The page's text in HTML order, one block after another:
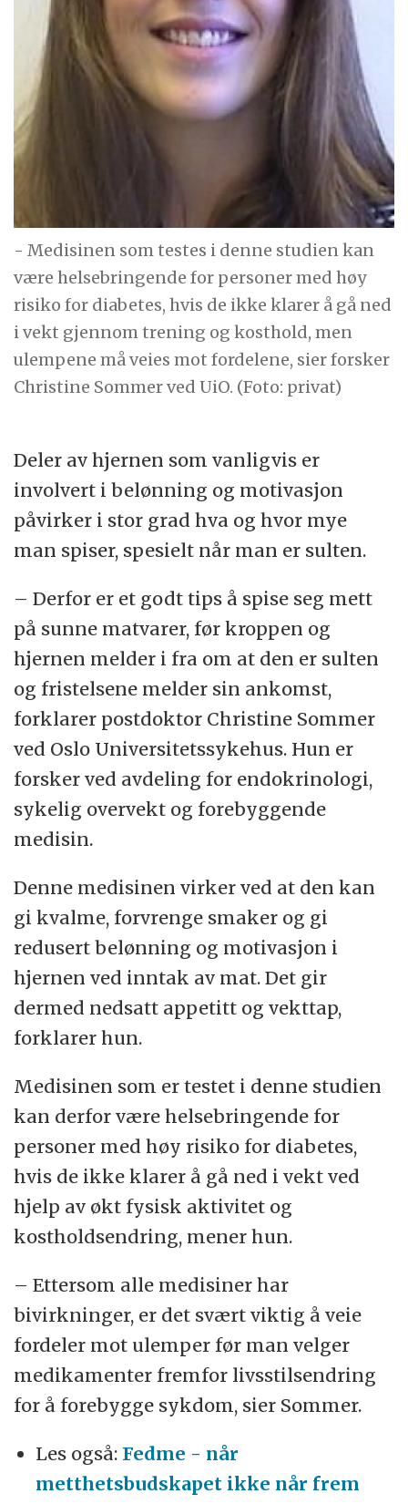
- Medisinen som testes i denne studien kan
være helsebringende for personer med høy
risiko for diabetes, hvis de ikke klarer å gå ned
i vekt gjennom trening og kosthold, men
ulempene må veies mot fordelene, sier forsker
Christine Sommer ved UiO. (Foto: privat)
Deler av hjernen som vanligvis er
involvert i belønning og motivasjon
påvirker i stor grad hva og hvor mye
man spiser, spesielt når man er sulten.
– Derfor er et godt tips å spise seg mett
på sunne matvarer, før kroppen og
hjernen melder i fra om at den er sulten
og fristelsene melder sin ankomst,
forklarer postdoktor Christine Sommer
ved Oslo Universitetssykehus. Hun er
forsker ved avdeling for endokrinologi,
sykelig overvekt og forebyggende
medisin.
Denne medisinen virker ved at den kan
gi kvalme, forvrenge smaker og gi
redusert belønning og motivasjon i
hjernen ved inntak av mat. Det gir
dermed nedsatt appetitt og vekttap,
forklarer hun.
Medisinen som er testet i denne studien
kan derfor være helsebringende for
personer med høy risiko for diabetes,
hvis de ikke klarer å gå ned i vekt ved
hjelp av økt fysisk aktivitet og
kostholdsendring, mener hun.
– Ettersom alle medisiner har
bivirkninger, er det svært viktig å veie
fordeler mot ulemper før man velger
medikamenter fremfor livsstilsendring
for å forebygge sykdom, sier Sommer.
Les også:Fedme - når
metthetsbudskapet ikke når frem